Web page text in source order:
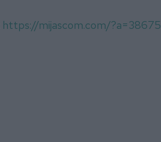
https://mijascom.com/?a=38675